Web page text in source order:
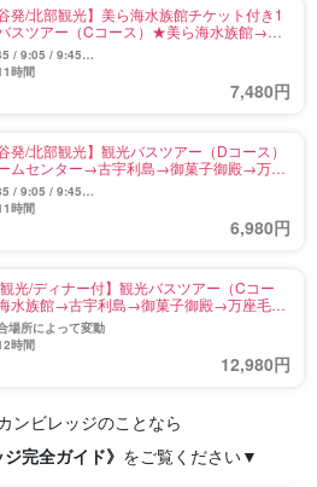
発/北部観光】美ら海水族館チケット付き1
スツアー（Cコース）★美ら海水族館→古
子御殿→万座毛→北谷アメリカンビレッジ
定特典：沖縄のお菓子付き》（No.180）
/ 9:05 / 9:45
変動
時間
7,480円
発/北部観光】観光バスツアー（Dコース）
ムセンター→古宇利島→御菓子御殿→万座
ビレッジ《当サイト限定特典：沖縄のお
No.181）
/ 9:05 / 9:45
変動
時間
6,980円
観光/ディナー付】観光バスツアー（Cコー
水族館→古宇利島→御菓子御殿→万座毛→
ンビレッジ→『うらしま』ディナー
場所によって変動
時間
12,980円
ンビレッジのことなら
完全ガイド》 をご覧ください▼